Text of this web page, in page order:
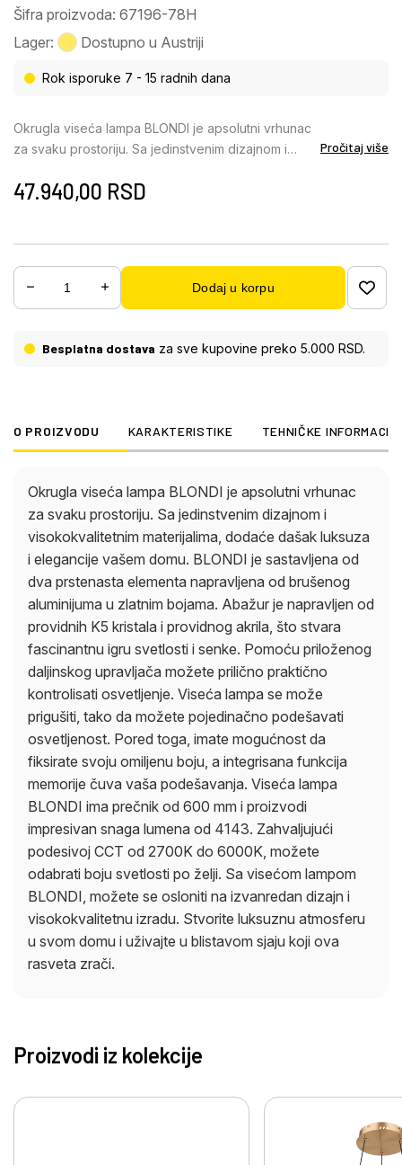
Šifra proizvoda: 67196-78H
Lager:
Dostupno u Austriji
Rok isporuke 7 - 15 radnih dana
Okrugla viseća lampa BLONDI je apsolutni vrhunac
za svaku prostoriju. Sa jedinstvenim dizajnom i
luksuza i elegancije vašem domu. BLONDI je
kristala i providnog akrila, što stvara fascinantnu
igru svetlosti i senke. Pomoću priloženog
daljinskog upravljača možete prilično praktično
prigušiti, tako da možete pojedinačno podešavati
BLONDI ima prečnik od 600 mm i proizvodi
odabrati boju svetlosti po želji. Sa visećom lampom
BLONDI, možete se osloniti na izvanredan dizajn i
visokokvalitetnu izradu. Stvorite luksuznu atmosferu
u svom domu i uživajte u blistavom sjaju koji ova
rasveta zrači.
Pročitaj više
47.940,00 RSD
Dodaj u korpu
Besplatna dostava za sve kupovine preko 5.000 RSD.
O PROIZVODU KARAKTERISTIKE TEHNIČKE
Okrugla viseća lampa BLONDI je apsolutni vrhunac
za svaku prostoriju. Sa jedinstvenim dizajnom i
visokokvalitetnim materijalima, dodaće dašak luksuza
i elegancije vašem domu. BLONDI je sastavljena od
dva prstenasta elementa napravljena od brušenog
aluminijuma u zlatnim bojama. Abažur je napravljen od
providnih K5 kristala i providnog akrila, što stvara
fascinantnu igru svetlosti i senke. Pomoću priloženog
daljinskog upravljača možete prilično praktično
kontrolisati osvetljenje. Viseća lampa se može
prigušiti, tako da možete pojedinačno podešavati
osvetljenost. Pored toga, imate mogućnost da
fiksirate svoju omiljenu boju, a integrisana funkcija
memorije čuva vaša podešavanja. Viseća lampa
BLONDI ima prečnik od 600 mm i proizvodi
impresivan snaga lumena od 4143. Zahvaljujući
podesivoj CCT od 2700K do 6000K, možete
odabrati boju svetlosti po želji. Sa visećom lampom
BLONDI, možete se osloniti na izvanredan dizajn i
visokokvalitetnu izradu. Stvorite luksuznu atmosferu
u svom domu i uživajte u blistavom sjaju koji ova
rasveta zrači.
Proizvodi iz kolekcije